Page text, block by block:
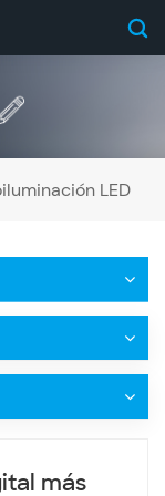
LED
más